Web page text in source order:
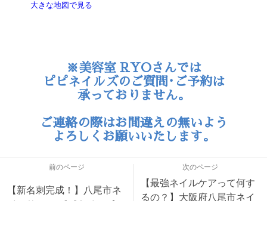
大きな地図で見る
※美容室 RYOさんでは
ピピネイルズのご質問･ご予約は
承っておりません。
ご連絡の際はお間違えの無いよう
よろしくお願いいたします。
前のページ
【新名刺完成！】八尾市ネ
イルサロン ピピネイルズ
次のページ
【最強ネイルケアって何す
るの？】大阪府八尾市ネイ